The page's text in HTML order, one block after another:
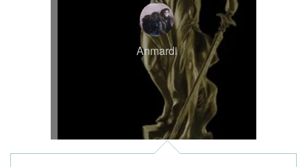
Anmardi